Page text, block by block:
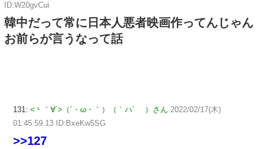
ID:W20gvCui
韓中だって常に日本人悪者映画作ってんじゃん
お前らが言うなって話
131: <丶｀∀´>（´・ω・｀）（｀ハ´ ）さん 2022/02/17(木)
01:45:59.13 ID:BxeKw5SG
>>127